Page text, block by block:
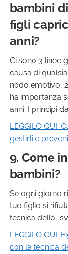
bambini
figli
anni?
Ci sono 3 linee
causa di
nodo emotivo,
ha importanza
anni. I principi
LEGGILO QUI:
gestirli e
9. Come
bambini?
Se ogni giorno
tuo figlio si
tecnica dello
LEGGILO QUI:
con la tecnica